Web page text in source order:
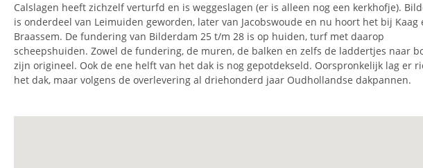
Calslagen heeft zichzelf verturfd en is weggeslagen (er is alleen nog een kerkhofje).
is onderdeel van Leimuiden geworden, later van Jacobswoude en nu hoort het bij Kaag
Braassem. De fundering van Bilderdam 25 t/m 28 is op huiden, turf met daarop
scheepshuiden. Zowel de fundering, de muren, de balken en zelfs de laddertjes naar
zijn origineel. Ook de ene helft van het dak is nog gepotdekseld. Oorspronkelijk lag er
het dak, maar volgens de overlevering al driehonderd jaar Oudhollandse dakpannen.